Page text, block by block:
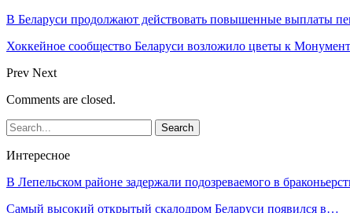
В Беларуси продолжают действовать повышенные выплаты
Хоккейное сообщество Беларуси возложило цветы к
Prev Next
Comments are closed.
Интересное
В Лепельском районе задержали подозреваемого в
Самый высокий открытый скалодром Беларуси появился в…